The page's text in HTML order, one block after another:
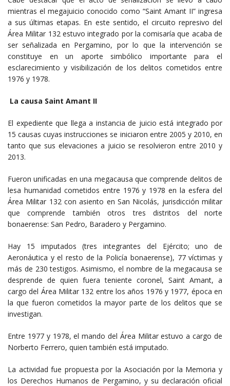
mientras el megajuicio conocido como “Saint Amant II” ingresa
a sus últimas etapas. En este sentido, el circuito represivo del
Área Militar 132 estuvo integrado por la comisaría que acaba de
ser señalizada en Pergamino, por lo que la intervención se
constituye en un aporte simbólico importante para el
esclarecimiento y visibilización de los delitos cometidos entre
1976 y 1978.
La causa Saint Amant II
El expediente que llega a instancia de juicio está integrado por
15 causas cuyas instrucciones se iniciaron entre 2005 y 2010, en
tanto que sus elevaciones a juicio se resolvieron entre 2010 y
2013.
Fueron unificadas en una megacausa que comprende delitos de
lesa humanidad cometidos entre 1976 y 1978 en la esfera del
Área Militar 132 con asiento en San Nicolás, jurisdicción militar
que comprende también otros tres distritos del norte
bonaerense: San Pedro, Baradero y Pergamino.
Hay 15 imputados (tres integrantes del Ejército; uno de
Aeronáutica y el resto de la Policía bonaerense), 77 víctimas y
más de 230 testigos. Asimismo, el nombre de la megacausa se
desprende de quien fuera teniente coronel, Saint Amant, a
cargo del Área Militar 132 entre los años 1976 y 1977, época en
la que fueron cometidos la mayor parte de los delitos que se
investigan.
Entre 1977 y 1978, el mando del Área Militar estuvo a cargo de
Norberto Ferrero, quien también está imputado.
La actividad fue propuesta por la Asociación por la Memoria y
los Derechos Humanos de Pergamino, y su declaración oficial